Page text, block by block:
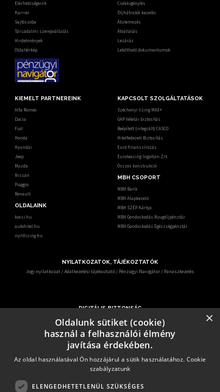
Elérhetőségeink
Karrier
Sajtószoba
Társadalmi szerepvállalás
Hirdetmények
Oldaltérkép
Csekkigénylés
Díjhátralék kezelés
Átütemezés
Átvállalás
Lezárás
Letölthető dokumentumok
KIEMELT PARTNEREINK
Alfa Romeo
Dacia
Fiat
Honda
Hyundai
Jeep
Mazda
Nissan
Piaggio
Renault
OLDALAINK
kocsi.hu
autohitel.hu
nyiltlizing.hu
KAPCSOLT SZOLGÁLTATÁSOK
Széchenyi lízing MAX+
GAP Vételár biztosítás
Beépített (integrált) CASCO
Hitelfedezeti Biztosítás
Euró finanszírozás
Euroleasing Ingatlan Zrt.
Összes konstrukció
MBH CSOPORT
MBH Bank
MBH Alapkezelő
MBH SZÉP Kártya
MBH Gondoskodás Nyugdíjpénztár
MBH Gondoskodás Egészségpénztár
NYILATKOZATOK, TÁJÉKOZTATÓK
Jogi nyilatkozat/Adatkezelési tájékoztató/ Pénzügyi Navigátor/ Panaszkezelés
DIGITÁLIS BIZTONSÁG
Ismerje meg, hogy mit tehet digitális biztonsága érdekében.
Az egyre gyakrabban előforduló online csalások miatt – KiberPajzs néven - oktatási
programot indított több hatóság és szervezet.
Erről az alábbi elérhetőségen keresztül informálódhatnak a pénzügyi fogyasztók:
https:/kiberpajzs.hu.
×
Oldalunk sütiket (cookie)
használ a felhasználói élmény
javítása érdekében.
Az oldal használatával Ön hozzájárul a sütik használatához. Cookie
szabályzatunk
ELENGEDHETETLENÜL SZÜKSÉGES